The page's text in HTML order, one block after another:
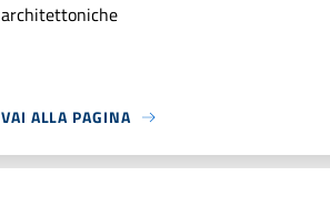
architettoniche
VAI ALLA PAGINA